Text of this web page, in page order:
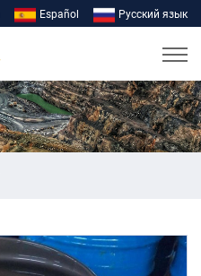
Español Pусский язык